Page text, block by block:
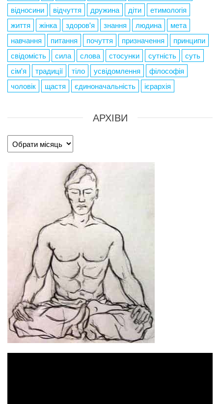
відносини
відчуття дружина діти
етимологія
життя
жінка здоров'я знання людина
мета
навчання
питання почуття призначення
принципи
свідомість
сила слова стосунки сутність
суть
сім'я
традиції тіло усвідомлення
філософія
чоловік
щастя єдиноначальність ієрархія
АРХІВИ
Архіви